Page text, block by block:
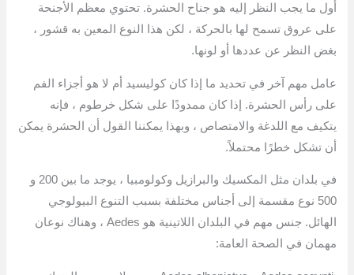
أول ما يجب النظر إليه هو جناح الحشرة. تحتوي معظم الأجنحة
على عروق تسمح لها بالحركة ، لكن هذا النوع المعين به قشور ،
بغض النظر عن عددها أو لونها.
عامل مهم آخر في تحديد ما إذا كان كوليسيد أم لا هو أجزاء الفم
على رأس الحشرة. إذا كان ممدودًا على شكل خرطوم ، فإنه
يتكيف مع اللدغة والامتصاص ، وبهذا يمكننا القول أن الحشرة يمكن
أن تشكل خطرًا محتملاً.
في بلدان مثل المكسيك والبرازيل وكولومبيا ، يوجد ما بين 200 و
500 نوع مقسمة إلى أجناس مختلفة بسبب التنوع البيولوجي
الهائل. جنس مهم في البلدان اللاتينية هو Aedes ، وهناك نوعان
مهمان في الصحة العامة: